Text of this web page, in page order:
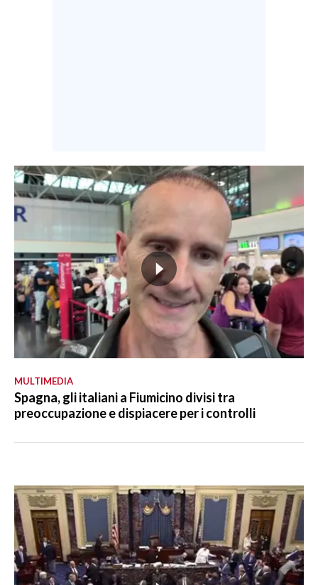
MULTIMEDIA
Spagna, gli italiani a Fiumicino divisi tra
preoccupazione e dispiacere per i controlli